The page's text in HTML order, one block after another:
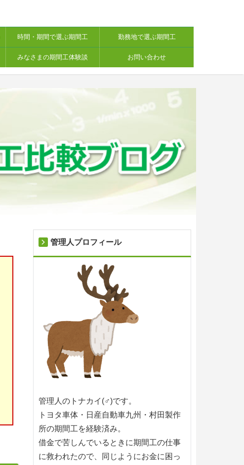
時間・期間で選ぶ期間工 勤務地で選ぶ期間工
みなさまの期間工体験談 お問い合わせ
管理人プロフィール
管理人のトナカイ(♂)です。
トヨタ車体・日産自動車九州・村田製作
所の期間工を経験済み。
借金で苦しんでいるときに期間工の仕事
に救われたので、同じようにお金に困っ